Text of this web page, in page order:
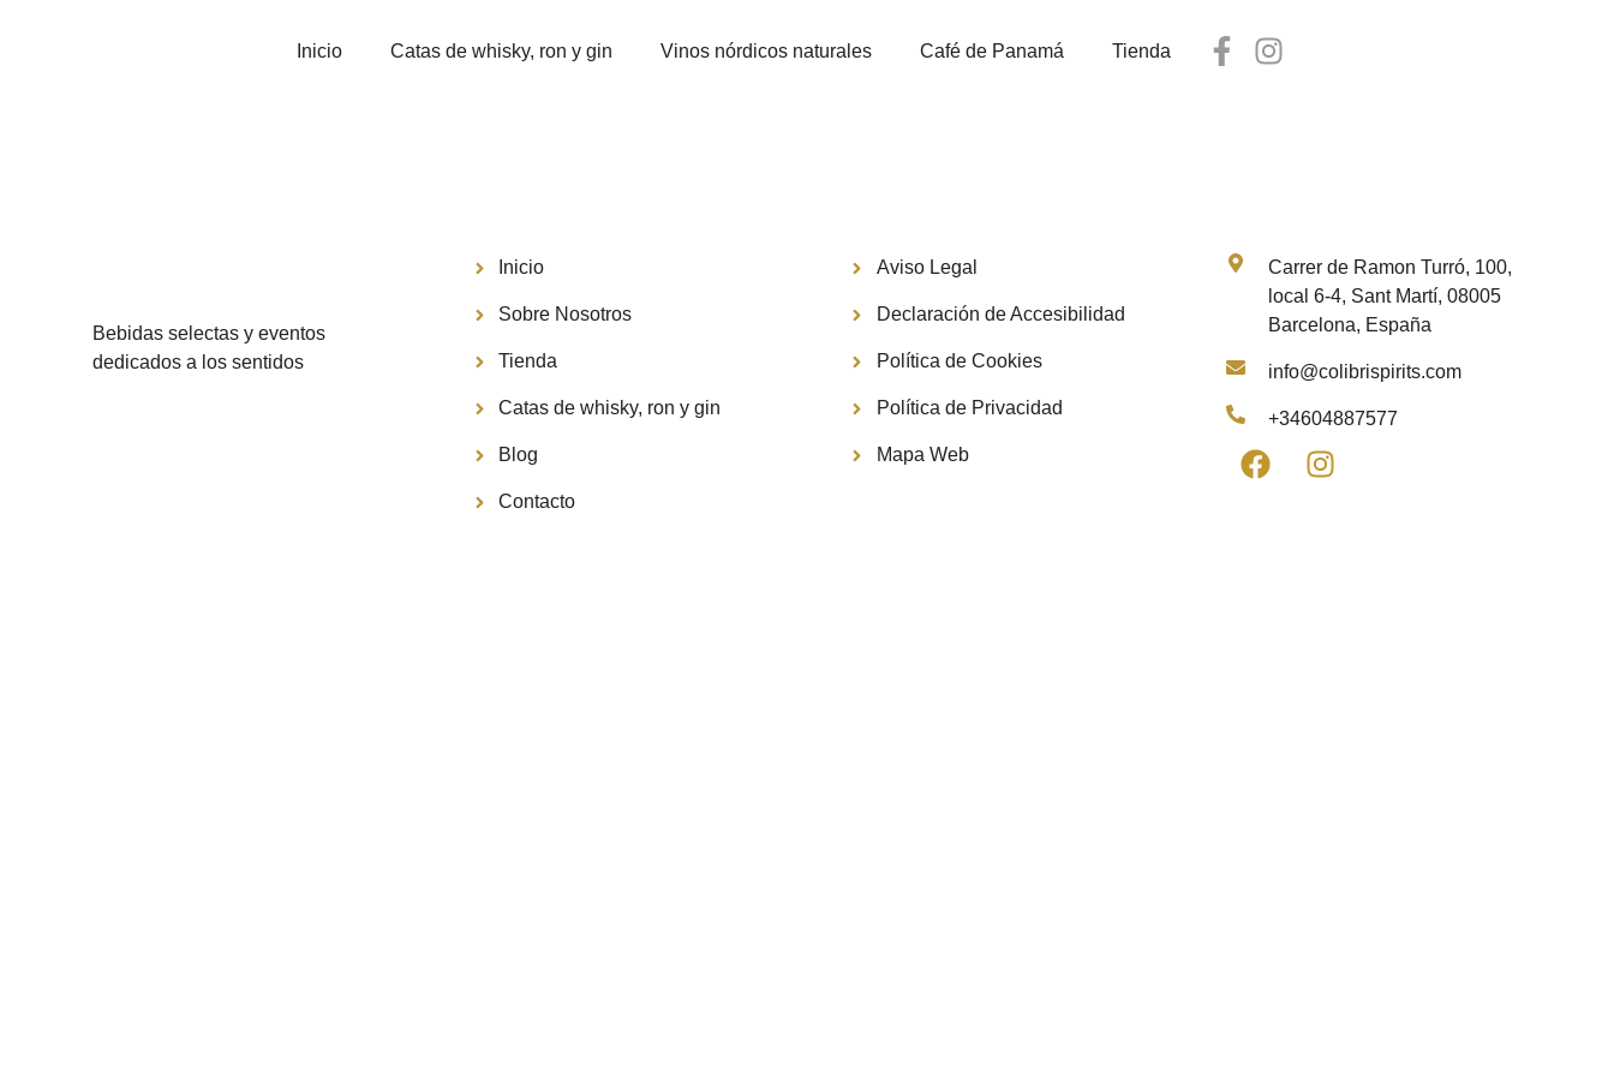
Inicio Catas de whisky, ron y gin Vinos nórdicos naturales Café de Panamá Tienda
Bebidas selectas y eventos
dedicados a los sentidos
Inicio
Sobre Nosotros
Tienda
Catas de whisky, ron y gin
Blog
Contacto
Aviso Legal
Declaración de Accesibilidad
Política de Cookies
Política de Privacidad
Mapa Web
Carrer de Ramon Turró, 100,
local 6-4, Sant Martí, 08005
Barcelona, España
info@colibrispirits.com
+34604887577